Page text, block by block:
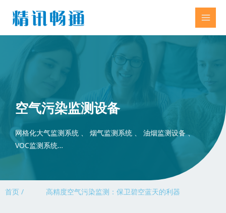
空气污染监测设备
网格化大气监测系统 、 烟气监测系统 、 油烟监测设备 、
VOC监测系统…
首页 / 高精度空气污染监测：保卫碧空蓝天的利器